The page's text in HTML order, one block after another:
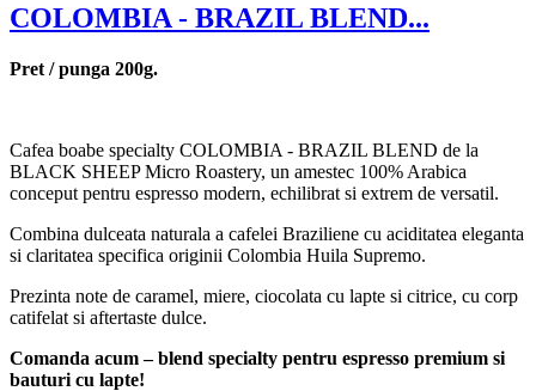
COLOMBIA - BRAZIL BLEND...
Pret / punga 200g.
Cafea boabe specialty COLOMBIA - BRAZIL BLEND de la
BLACK SHEEP Micro Roastery, un amestec 100% Arabica
conceput pentru espresso modern, echilibrat si extrem de versatil.
Combina dulceata naturala a cafelei Braziliene cu aciditatea eleganta
si claritatea specifica originii Colombia Huila Supremo.
Prezinta note de caramel, miere, ciocolata cu lapte si citrice, cu corp
catifelat si aftertaste dulce.
Comanda acum – blend specialty pentru espresso premium si
bauturi cu lapte!